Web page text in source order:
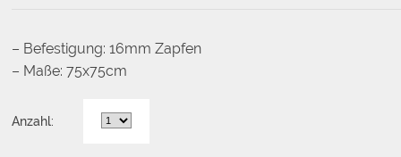
– Befestigung: 16mm Zapfen
– Maße: 75x75cm
Anzahl: